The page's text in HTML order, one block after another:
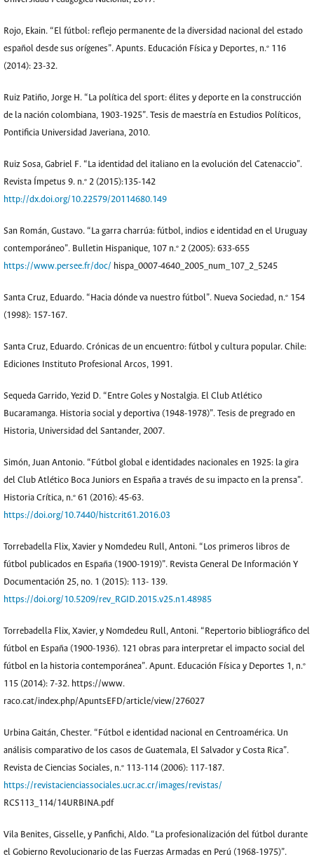
Rojo, Ekain. “El fútbol: reflejo permanente de la diversidad nacional del estado
español desde sus orígenes”. Apunts. Educación Física y Deportes, n.º 116
(2014): 23-32.
Ruiz Patiño, Jorge H. “La política del sport: élites y deporte en la construcción
de la nación colombiana, 1903-1925”. Tesis de maestría en Estudios Políticos,
Pontificia Universidad Javeriana, 2010.
Ruiz Sosa, Gabriel F. “La identidad del italiano en la evolución del Catenaccio”.
Revista Ímpetus 9. n.º 2 (2015):135-142
http://dx.doi.org/10.22579/20114680.149
San Román, Gustavo. “La garra charrúa: fútbol, indios e identidad en el Uruguay
contemporáneo”. Bulletin Hispanique, 107 n.º 2 (2005): 633-655
https://www.persee.fr/doc/ hispa_0007-4640_2005_num_107_2_5245
Santa Cruz, Eduardo. “Hacia dónde va nuestro fútbol”. Nueva Sociedad, n.º 154
(1998): 157-167.
Santa Cruz, Eduardo. Crónicas de un encuentro: fútbol y cultura popular. Chile:
Ediciones Instituto Profesional Arcos, 1991.
Sequeda Garrido, Yezid D. “Entre Goles y Nostalgia. El Club Atlético
Bucaramanga. Historia social y deportiva (1948-1978)”. Tesis de pregrado en
Historia, Universidad del Santander, 2007.
Simón, Juan Antonio. “Fútbol global e identidades nacionales en 1925: la gira
del Club Atlético Boca Juniors en España a través de su impacto en la prensa”.
Historia Crítica, n.º 61 (2016): 45-63.
https://doi.org/10.7440/histcrit61.2016.03
Torrebadella Flix, Xavier y Nomdedeu Rull, Antoni. “Los primeros libros de
fútbol publicados en España (1900-1919)”. Revista General De Información Y
Documentación 25, no. 1 (2015): 113- 139.
https://doi.org/10.5209/rev_RGID.2015.v25.n1.48985
Torrebadella Flix, Xavier, y Nomdedeu Rull, Antoni. “Repertorio bibliográfico del
fútbol en España (1900-1936). 121 obras para interpretar el impacto social del
fútbol en la historia contemporánea”. Apunt. Educación Física y Deportes 1, n.º
115 (2014): 7-32. https://www.
raco.cat/index.php/ApuntsEFD/article/view/276027
Urbina Gaitán, Chester. “Fútbol e identidad nacional en Centroamérica. Un
análisis comparativo de los casos de Guatemala, El Salvador y Costa Rica”.
Revista de Ciencias Sociales, n.º 113-114 (2006): 117-187.
https://revistacienciassociales.ucr.ac.cr/images/revistas/
RCS113_114/14URBINA.pdf
Vila Benites, Gisselle, y Panfichi, Aldo. “La profesionalización del fútbol durante
el Gobierno Revolucionario de las Fuerzas Armadas en Perú (1968-1975)”.